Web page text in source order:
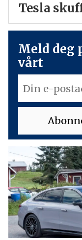
Tesla
Meld deg
vårt